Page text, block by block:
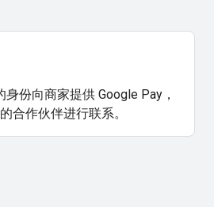
份向商家提供 Google Pay，
合作伙伴进行联系。